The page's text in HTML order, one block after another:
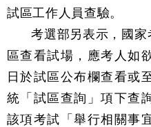
試區工作人員查驗。
考選部另表示，國
區查看試場，應考人如
日於試區公布欄查看或
統「試區查詢」項下查
該項考試「舉行相關事